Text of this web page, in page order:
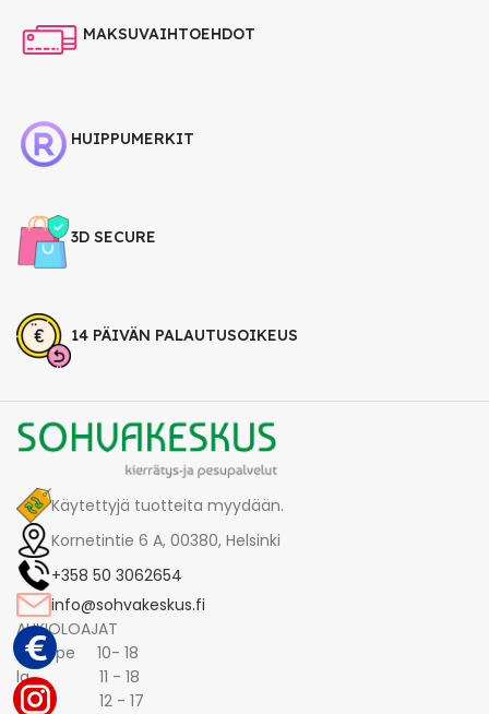
MAKSUVAIHTOEHDOT
HUIPPUMERKIT
3D SECURE
14 PÄIVÄN PALAUTUSOIKEUS
Käytettyjä tuotteita myydään.
Kornetintie 6 A, 00380, Helsinki
+358 50 3062654
info@sohvakeskus.fi
AUKIOLOAJAT
ma -pe 10- 18
la 11 - 18
su 12 - 17